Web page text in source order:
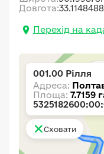
Довгота:
Перехід на
001.00 Рілля
Адреса:
Площа: 7.7159
Сховати